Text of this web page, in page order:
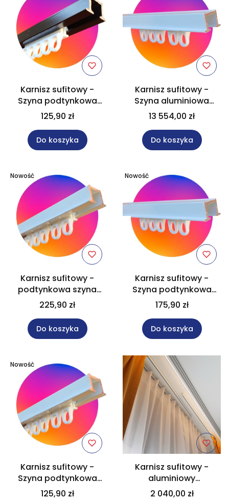
Karnisz sufitowy -
Szyna podtynkowa
aluminiowa
jednotorowa czarna
100 cm
125,90 zł
Do koszyka
Karnisz sufitowy -
Szyna aluminiowa
jednotorowa biała 600
cm x 20 szt.
13 554,00 zł
Do koszyka
Nowość
Karnisz sufitowy -
podtynkowa szyna
aluminiowa
jednotorowa biała 200
225,90 zł
Do koszyka
Nowość
Karnisz sufitowy -
Szyna podtynkowa
aluminiowa
jednotorowa biała 150
175,90 zł
Do koszyka
Nowość
Karnisz sufitowy -
Szyna podtynkowa
aluminiowa
125,90 zł
Karnisz sufitowy -
aluminiowy
jednobiegowy dług.
2 040,00 zł